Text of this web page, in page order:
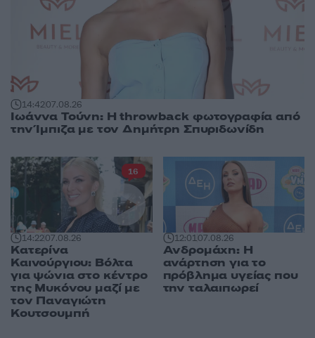
14:4207.08.26
Ιωάννα Τούνη: Η throwback φωτογραφία από
την Ίμπιζα με τον Δημήτρη Σπυριδωνίδη
14:2207.08.26
Κατερίνα
Καινούργιου: Βόλτα
για ψώνια στο κέντρο
της Μυκόνου μαζί με
τον Παναγιώτη
Κουτσουμπή
16
12:0107.08.26
Ανδρομάχη: Η
ανάρτηση για το
πρόβλημα υγείας που
την ταλαιπωρεί